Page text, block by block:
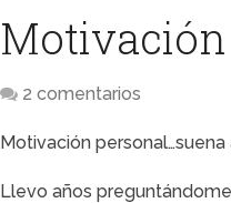
2 comentarios
Motivación
Llevo años